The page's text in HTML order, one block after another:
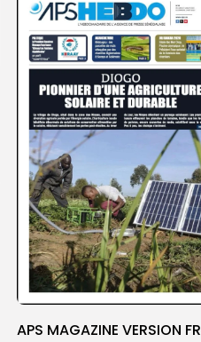
APS MAGAZINE VERSION FR